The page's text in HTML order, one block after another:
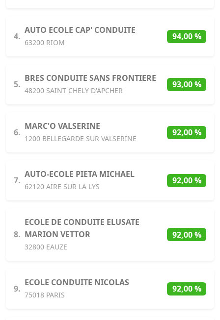
4.
AUTO ECOLE CAP' CONDUITE
63200 RIOM
94,00 %
5.
BRES CONDUITE SANS FRONTIERE
48200 SAINT CHELY D'APCHER
93,00 %
6.
MARC'O VALSERINE
1200 BELLEGARDE SUR VALSERINE
92,00 %
7.
AUTO-ECOLE PIETA MICHAEL
62120 AIRE SUR LA LYS
92,00 %
8.
ECOLE DE CONDUITE ELUSATE
MARION VETTOR
32800 EAUZE
92,00 %
9.
ECOLE CONDUITE NICOLAS
75018 PARIS
92,00 %